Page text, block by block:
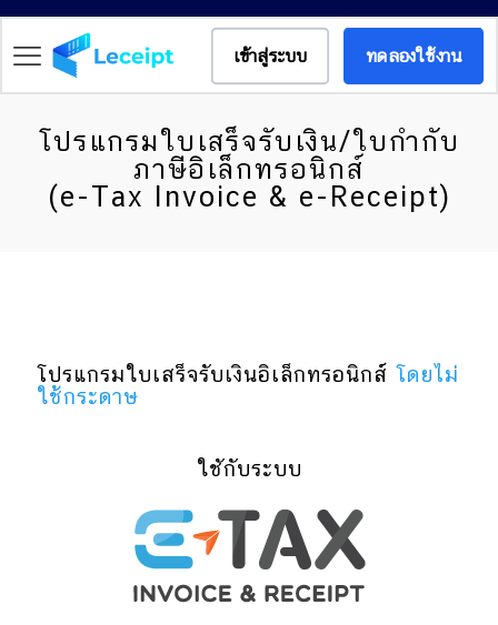
เข้าสู่ระบบ ทดลองใช้งาน
โปรแกรมใบเสร็จรับเงิน/ใบกำกับ
ภาษีอิเล็กทรอนิกส์
(e-Tax Invoice & e-Receipt)
โปรแกรมใบเสร็จรับเงินอิเล็กทรอนิกส์ โดยไม่
ใช้กระดาษ
ใชักับระบบ